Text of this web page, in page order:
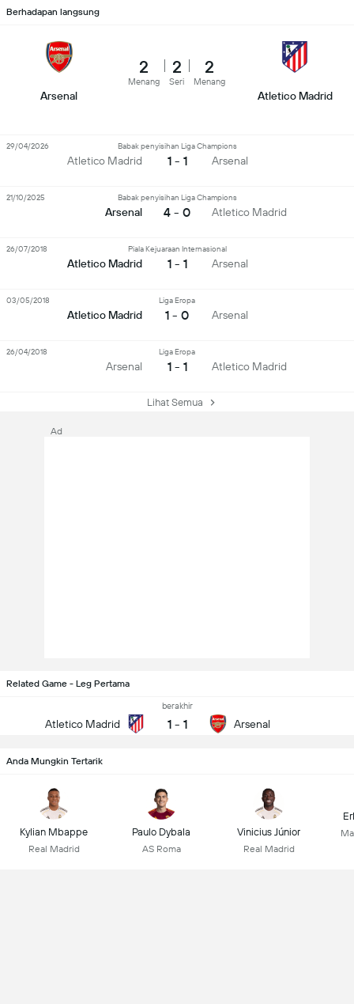
Related Game - Leg Pertama
Atletico Madrid
berakhir
1 - 1 Arsenal
Berhadapan langsung
Arsenal
2
Menang
2
Seri
2
Menang
Atletico Madrid
Atletico Madrid
Babak penyisihan Liga Champions
1 - 1 Arsenal
29/04/2026
Arsenal
Babak penyisihan Liga Champions
4 - 0 Atletico Madrid
21/10/2025
Atletico Madrid
Piala Kejuaraan Internasional
1 - 1 Arsenal
26/07/2018
Atletico Madrid
Liga Eropa
1 - 0 Arsenal
03/05/2018
Arsenal
Liga Eropa
1 - 1 Atletico Madrid
26/04/2018
Lihat Semua
Ad
Anda Mungkin Tertarik
Kylian Mbappe
Real Madrid
Paulo Dybala
AS Roma
Vinicius Júnior
Real Madrid